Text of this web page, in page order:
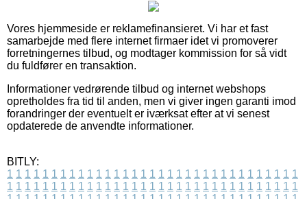
Vores hjemmeside er reklamefinansieret. Vi har et fast
samarbejde med flere internet firmaer idet vi promoverer
forretningernes tilbud, og modtager kommission for så vidt
du fuldfører en transaktion.
Informationer vedrørende tilbud og internet webshops
opretholdes fra tid til anden, men vi giver ingen garanti imod
forandringer der eventuelt er iværksat efter at vi senest
opdaterede de anvendte informationer.
BITLY:
1 1 1 1 1 1 1 1 1 1 1 1 1 1 1 1 1 1 1 1 1 1 1 1 1 1 1 1 1 1 1 1 1
1 1 1 1 1 1 1 1 1 1 1 1 1 1 1 1 1 1 1 1 1 1 1 1 1 1 1 1 1 1 1 1 1